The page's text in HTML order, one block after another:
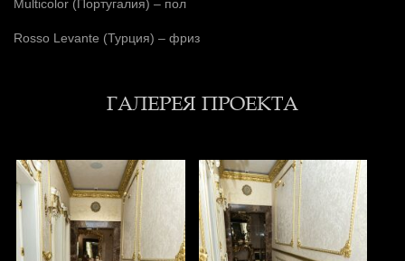
Multicolor (Португалия) – пол
Rosso Levante (Турция) – фриз
ГАЛЕРЕЯ ПРОЕКТА